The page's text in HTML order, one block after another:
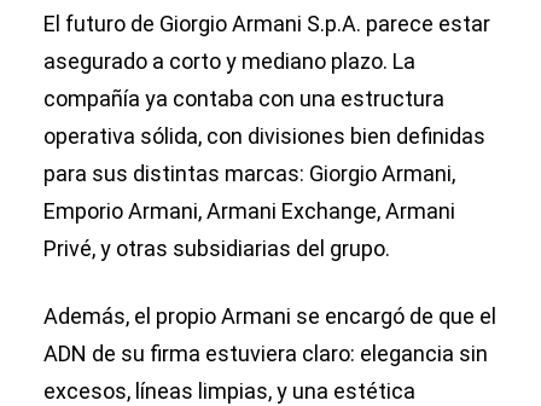
El futuro de Giorgio Armani S.p.A. parece estar
asegurado a corto y mediano plazo. La
compañía ya contaba con una estructura
operativa sólida, con divisiones bien definidas
para sus distintas marcas: Giorgio Armani,
Emporio Armani, Armani Exchange, Armani
Privé, y otras subsidiarias del grupo.
Además, el propio Armani se encargó de que el
ADN de su firma estuviera claro: elegancia sin
excesos, líneas limpias, y una estética